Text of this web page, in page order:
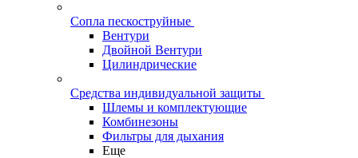
Сопла пескоструйные
Вентури
Двойной Вентури
Цилиндрические
Средства индивидуальной защиты
Шлемы и комплектующие
Комбинезоны
Фильтры для дыхания
Еще